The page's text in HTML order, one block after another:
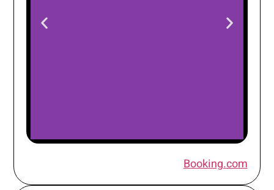
AC Hotel
Diagonal L'IllaBooking.com